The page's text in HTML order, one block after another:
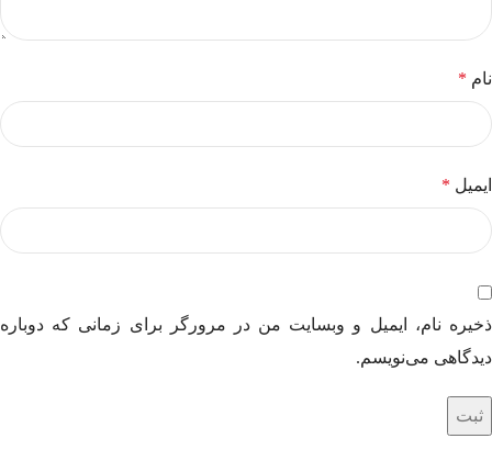
نام *
ایمیل *
ذخیره نام، ایمیل و وبسایت من در مرورگر برای زمانی که دوباره
دیدگاهی می‌نویسم.